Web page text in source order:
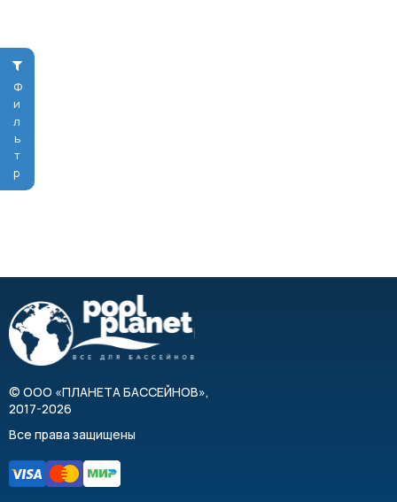
Фильтр
© ООО «ПЛАНЕТА БАССЕЙНОВ»,
2017-2026
Все права защищены